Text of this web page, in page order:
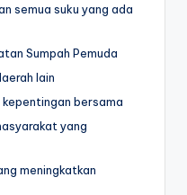
semua suku yang ada
Sumpah Pemuda
lain
bersama
yang
meningkatkan